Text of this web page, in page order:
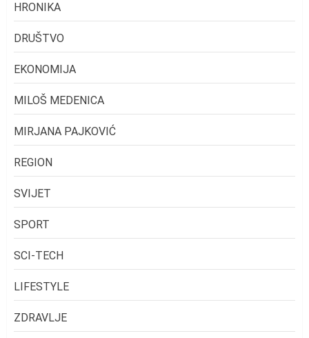
HRONIKA
DRUŠTVO
EKONOMIJA
MILOŠ MEDENICA
MIRJANA PAJKOVIĆ
REGION
SVIJET
SPORT
SCI-TECH
LIFESTYLE
ZDRAVLJE